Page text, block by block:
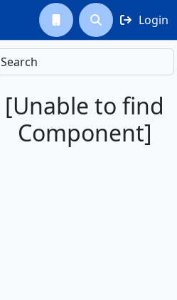
  Login
Search
[Unable to find
Component]